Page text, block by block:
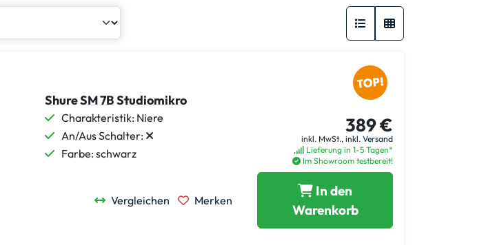
Shure SM 7B Studiomikro
Charakteristik: Niere
An/Aus Schalter:
Farbe: schwarz
389 €
inkl. MwSt., inkl. Versand
Lieferung in 1-5 Tagen*
Im Showroom testbereit!
Vergleichen Merken
In den
Warenkorb